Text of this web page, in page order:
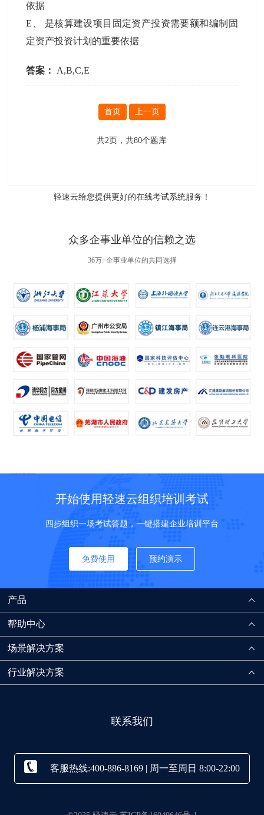
依据
E
是核算建设项目固定资产投资需要额和编制固
定资产投资计划的重要依据
答案： A,B,C,E
首页 上一页
共2页，共80个题库
轻速云给您提供更好的在线考试系统服务！
众多企事业单位的信赖之选
36万+企事业单位的共同选择
开始使用轻速云组织培训考试
四步组织一场考试答题，一键搭建企业培训平台
免费使用 预约演示
产品
帮助中心
场景解决方案
行业解决方案
联系我们
客服热线:400-886-8169 | 周一至周日 8:00-22:00